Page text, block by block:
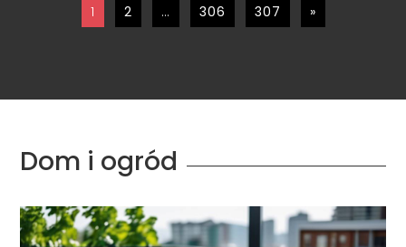
1 2 … 306 307 »
Dom i ogród